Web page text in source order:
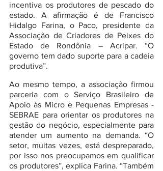
incentiva os produtores de pescado do
estado. A afirmação é de Francisco
Hidalgo Farina, o Paco, presidente da
Associação de Criadores de Peixes do
Estado de Rondônia – Acripar. “O
governo tem dado suporte para a cadeia
produtiva”.
Ao mesmo tempo, a associação firmou
parceria com o Serviço Brasileiro de
Apoio às Micro e Pequenas Empresas -
SEBRAE para orientar os produtores na
gestão do negócio, especialmente para
atender um aumento na demanda. “O
setor, muitas vezes, está despreparado,
por isso nos preocupamos em qualificar
os produtores”, explica Farina. “Também